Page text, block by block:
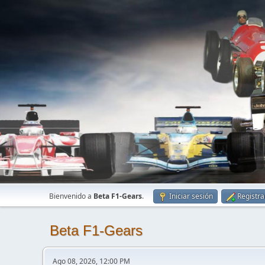
Bienvenido a Beta F1-Gears. Iniciar sesión
Beta F1-Gears
Ago 08, 2026, 12:00 PM